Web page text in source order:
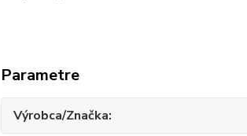
Parametre
Výrobca/Značka